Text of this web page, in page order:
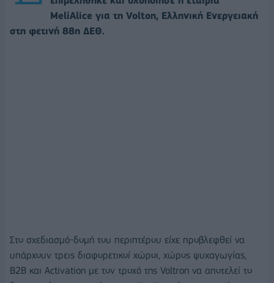
MeliAlice για τη Volton, Ελληνική Ενεργειακή
στη φετινή 88η ΔΕΘ.
Στο σχεδιασμό-δομή του περιπτέρου είχε προβλεφθεί να
υπάρχουν τρεις διαφορετικοί χώροι, χώρος ψυχαγωγίας,
B2B και Activation με τον τροχό της Voltron να αποτελεί το